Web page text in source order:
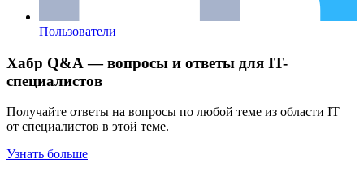
Пользователи
Хабр Q&A — вопросы и ответы для IT-
специалистов
Получайте ответы на вопросы по любой теме из области IT
от специалистов в этой теме.
Узнать больше